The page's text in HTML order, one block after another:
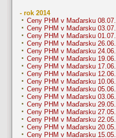
- rok 2014
Ceny PHM v Maďarsku 08.07.
Ceny PHM v Maďarsku 03.07.
Ceny PHM v Maďarsku 01.07.
Ceny PHM v Maďarsku 26.06.
Ceny PHM v Maďarsku 24.06.
Ceny PHM v Maďarsku 19.06.
Ceny PHM v Maďarsku 17.06.
Ceny PHM v Maďarsku 12.06.
Ceny PHM v Maďarsku 10.06.
Ceny PHM v Maďarsku 05.06.
Ceny PHM v Maďarsku 03.06.
Ceny PHM v Maďarsku 29.05.
Ceny PHM v Maďarsku 27.05.
Ceny PHM v Maďarsku 22.05.
Ceny PHM v Maďarsku 20.05.
Ceny PHM v Maďarsku 15.05.